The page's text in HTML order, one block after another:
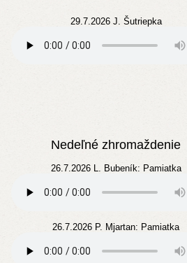
29.7.2026 J. Šutriepka
Nedeľné zhromaždenie
26.7.2026 L. Bubeník: Pamiatka
26.7.2026 P. Mjartan: Pamiatka